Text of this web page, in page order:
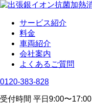
サービス紹介
料金
車両紹介
会社案内
よくあるご質問
0120-383-828
受付時間 平日9:00〜17:00